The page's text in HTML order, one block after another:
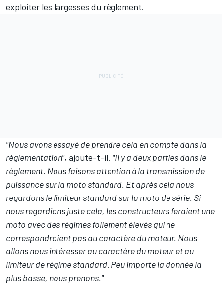
exploiter les largesses du règlement.
"Nous avons essayé de prendre cela en compte dans la
réglementation", ajoute-t-il. "Il y a deux parties dans le
règlement. Nous faisons attention à la transmission de
puissance sur la moto standard. Et après cela nous
regardons le limiteur standard sur la moto de série. Si
nous regardions juste cela, les constructeurs feraient une
moto avec des régimes follement élevés qui ne
correspondraient pas au caractère du moteur. Nous
allons nous intéresser au caractère du moteur et au
limiteur de régime standard. Peu importe la donnée la
plus basse, nous prenons."